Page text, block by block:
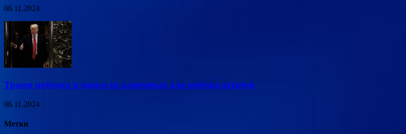
06.11.2024
Трамп победил в одном из ключевых для победы штатов
06.11.2024
Метки